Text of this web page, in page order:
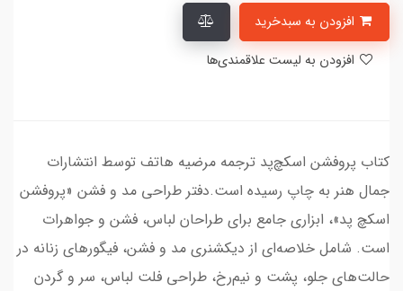
کتاب پروفشن اسکچ‌پد ترجمه مرضیه هاتف توسط انتشارات
جمال هنر به چاپ رسیده است.دفتر طراحی مد و فشن «پروفشن
اسکچ پد»، ابزاری جامع برای طراحان لباس، فشن و جواهرات
است. شامل خلاصه‌ای از دیکشنری مد و فشن، فیگورهای زنانه در
حالت‌های جلو، پشت و نیم‌رخ، طراحی فلت لباس، سر و گردن